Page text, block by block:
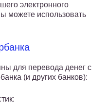
электронного
можете использовать
для перевода денег с
(и других банков):